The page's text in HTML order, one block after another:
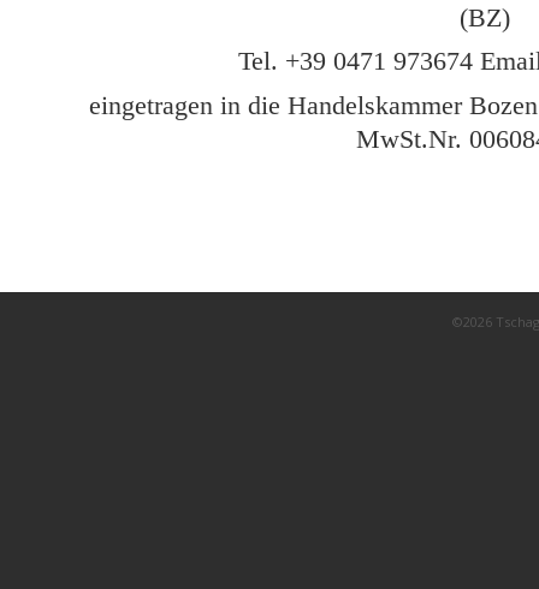
(BZ)
Tel. +39 0471 973674
eingetragen in die Handelskammer
MwSt.Nr.
©2026